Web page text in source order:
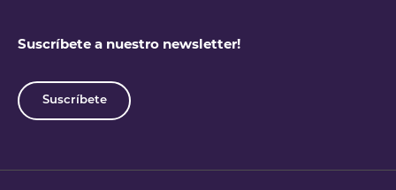
Suscríbete a nuestro newsletter!
Suscríbete